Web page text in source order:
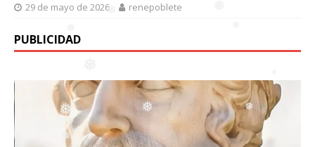
❅ ❅
❅ ❅
❅ ❅
❅
29 de mayo de 2026 renepoblete
PUBLICIDAD